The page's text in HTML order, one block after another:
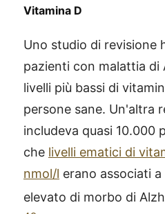
Vitamina D
Uno studio di revisione
pazienti con malattia di
livelli più bassi di
persone sane. Un'altra
includeva quasi 10.000
che livelli ematici di
nmol/l erano associati
elevato di morbo di